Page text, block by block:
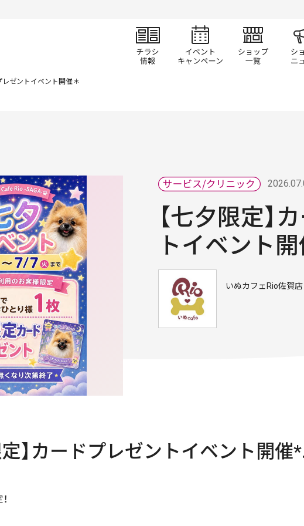
チラシ情報 イベント/キャン
ショ
レゼントイベント開催＊
【七夕限定】
トイベント
いぬカフェRio佐賀店
定】カードプレゼントイベント開催